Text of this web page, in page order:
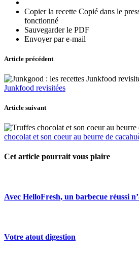
Copier la recette Copié dans le
fonctionné
Sauvegarder le PDF
Envoyer par e-mail
Article précédent
Junkfood revisitées
Article suivant
chocolat et son coeur au beurre de
Cet article pourrait vous plaire
Avec HelloFresh, un barbecue réussi
Votre atout digestion